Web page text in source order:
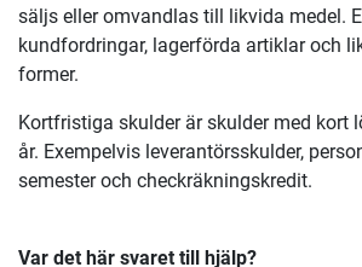
säljs eller omvandlas till likvida medel.
kundfordringar, lagerförda artiklar och
former.
Kortfristiga skulder är skulder med kort
år. Exempelvis leverantörsskulder,
semester och checkräkningskredit.
Var det här svaret till hjälp?